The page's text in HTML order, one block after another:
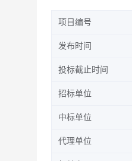
项目编号
发布时间
投标截止时间
招标单位
中标单位
代理单位